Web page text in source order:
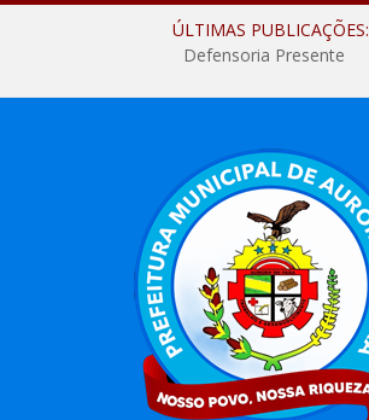
ÚLTIMAS PUBLICAÇÕES:
Defensoria Presente